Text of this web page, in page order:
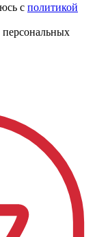
c политикой
персональных